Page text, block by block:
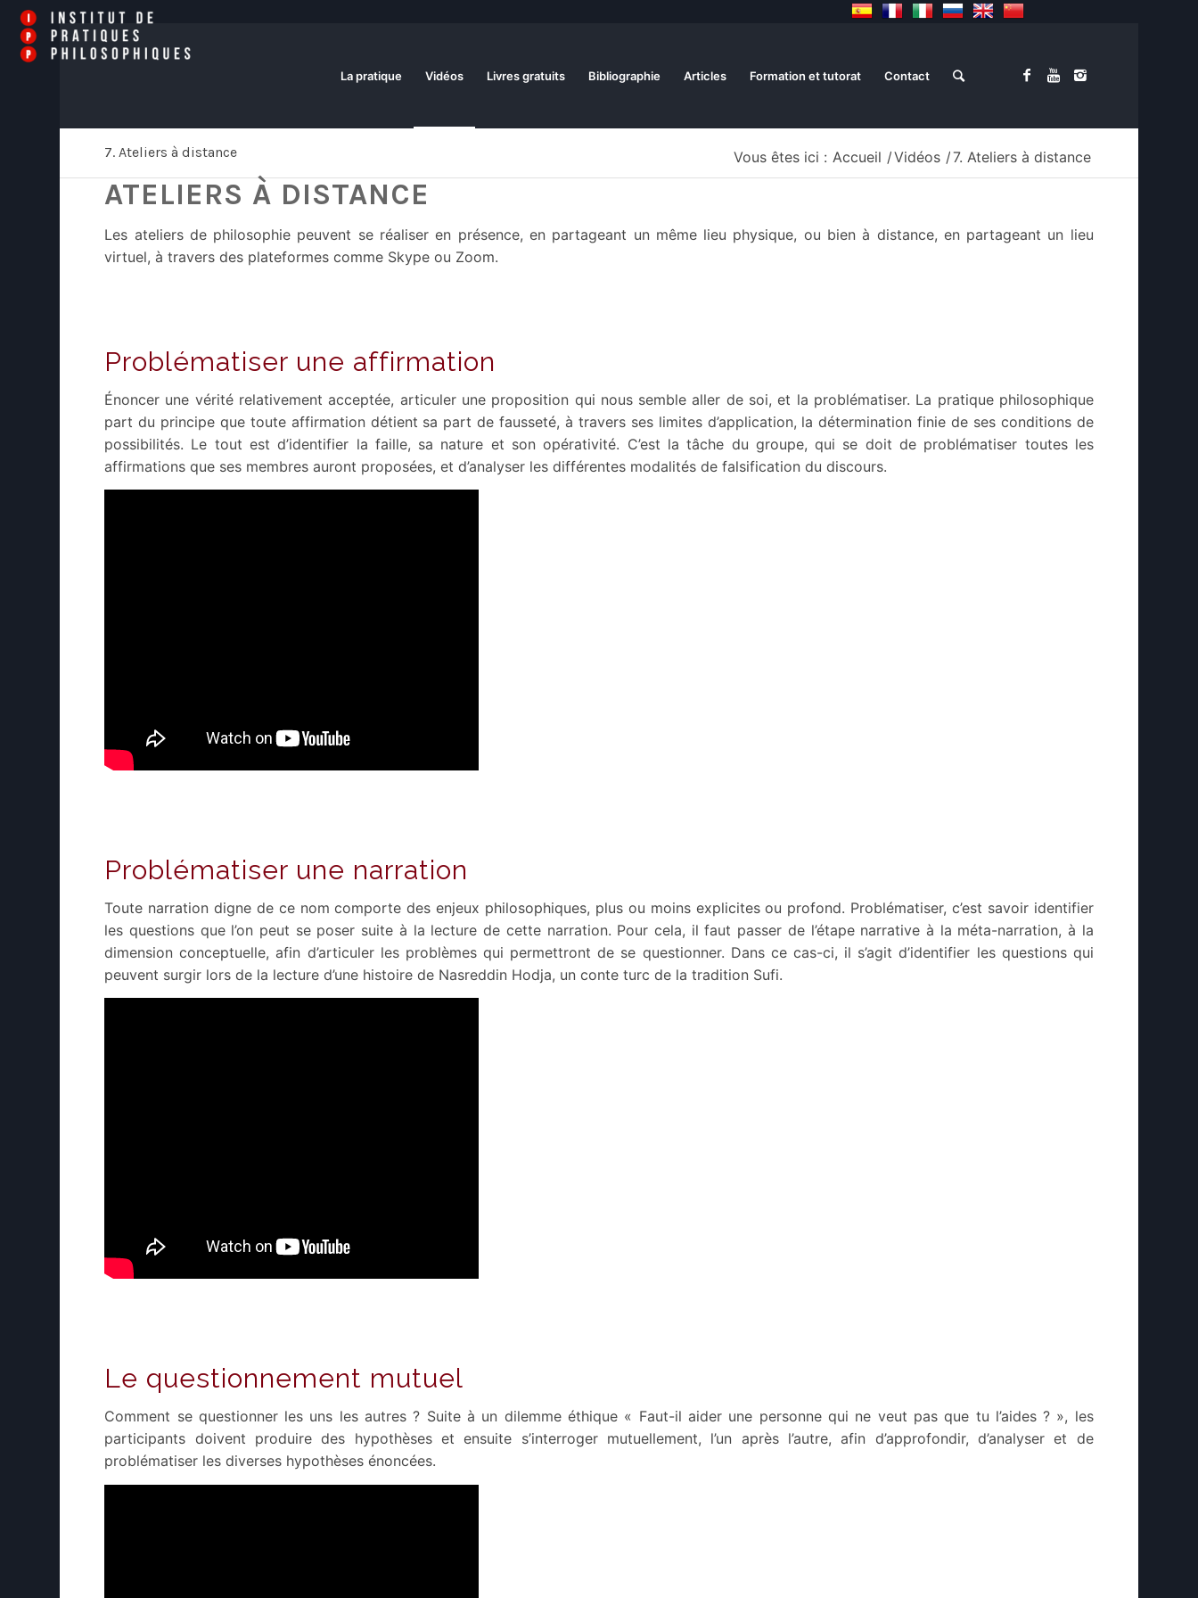
La pratique Vidéos Livres gratuits Bibliographie Articles Formation et tutorat Contact
7. Ateliers à distance Vous êtes ici : Accueil /Vidéos /7. Ateliers à distance
ATELIERS À DISTANCE
Les ateliers de philosophie peuvent se réaliser en présence, en partageant un même lieu physique, ou bien à distance, en partageant un lieu
virtuel, à travers des plateformes comme Skype ou Zoom.
Problématiser une affirmation
Énoncer une vérité relativement acceptée, articuler une proposition qui nous semble aller de soi, et la problématiser. La pratique philosophique
part du principe que toute affirmation détient sa part de fausseté, à travers ses limites d’application, la détermination finie de ses conditions de
possibilités. Le tout est d’identifier la faille, sa nature et son opérativité. C’est la tâche du groupe, qui se doit de problématiser toutes les
affirmations que ses membres auront proposées, et d’analyser les différentes modalités de falsification du discours.
Problématiser une narration
Toute narration digne de ce nom comporte des enjeux philosophiques, plus ou moins explicites ou profond. Problématiser, c’est savoir identifier
les questions que l’on peut se poser suite à la lecture de cette narration. Pour cela, il faut passer de l’étape narrative à la méta-narration, à la
dimension conceptuelle, afin d’articuler les problèmes qui permettront de se questionner. Dans ce cas-ci, il s’agit d’identifier les questions qui
peuvent surgir lors de la lecture d’une histoire de Nasreddin Hodja, un conte turc de la tradition Sufi.
Le questionnement mutuel
Comment se questionner les uns les autres ? Suite à un dilemme éthique « Faut-il aider une personne qui ne veut pas que tu l’aides ? », les
participants doivent produire des hypothèses et ensuite s’interroger mutuellement, l’un après l’autre, afin d’approfondir, d’analyser et de
problématiser les diverses hypothèses énoncées.